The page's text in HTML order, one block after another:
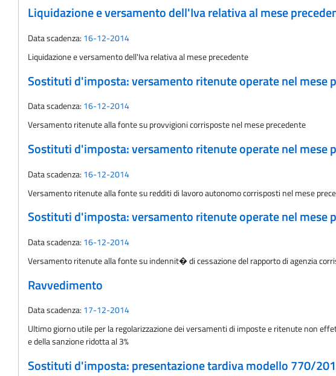
Liquidazione e versamento dell'Iva relativa al mese
Data scadenza: 16-12-2014
Liquidazione e versamento dell'Iva relativa al mese precedente
Sostituti d'imposta: versamento ritenute operate nel mese
Data scadenza: 16-12-2014
Versamento ritenute alla fonte su provvigioni corrisposte nel mese precedente
Sostituti d'imposta: versamento ritenute operate nel mese
Data scadenza: 16-12-2014
Versamento ritenute alla fonte su redditi di lavoro autonomo corrisposti nel mese
Sostituti d'imposta: versamento ritenute operate nel mese
Data scadenza: 16-12-2014
Versamento ritenute alla fonte su indennit� di cessazione del rapporto di agenzia
Ravvedimento
Data scadenza: 17-12-2014
Ultimo giorno utile per la regolarizzazione dei versamenti di imposte e ritenute non
e della sanzione ridotta al 3%
Sostituti d'imposta: presentazione tardiva modello 770/